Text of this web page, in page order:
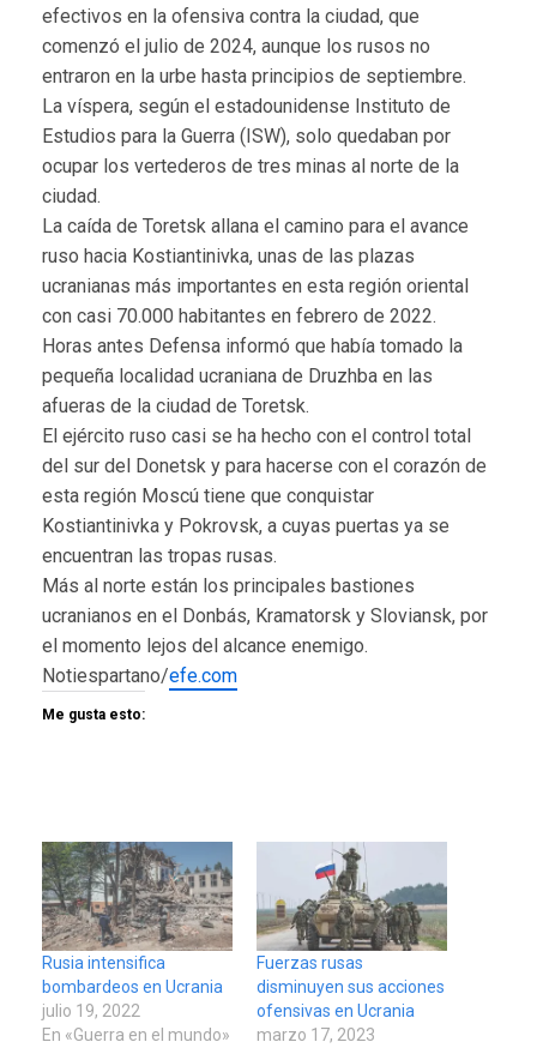
efectivos en la ofensiva contra la ciudad, que
comenzó el julio de 2024, aunque los rusos no
entraron en la urbe hasta principios de septiembre.
La víspera, según el estadounidense Instituto de
Estudios para la Guerra (ISW), solo quedaban por
ocupar los vertederos de tres minas al norte de la
ciudad.
La caída de Toretsk allana el camino para el avance
ruso hacia Kostiantinivka, unas de las plazas
ucranianas más importantes en esta región oriental
con casi 70.000 habitantes en febrero de 2022.
Horas antes Defensa informó que había tomado la
pequeña localidad ucraniana de Druzhba en las
afueras de la ciudad de Toretsk.
El ejército ruso casi se ha hecho con el control total
del sur del Donetsk y para hacerse con el corazón de
esta región Moscú tiene que conquistar
Kostiantinivka y Pokrovsk, a cuyas puertas ya se
encuentran las tropas rusas.
Más al norte están los principales bastiones
ucranianos en el Donbás, Kramatorsk y Sloviansk, por
el momento lejos del alcance enemigo.
Notiespartano/efe.com
Me gusta esto:
Rusia intensifica
bombardeos en Ucrania
julio 19, 2022
En «Guerra en el mundo»
Fuerzas rusas
disminuyen sus acciones
ofensivas en Ucrania
marzo 17, 2023